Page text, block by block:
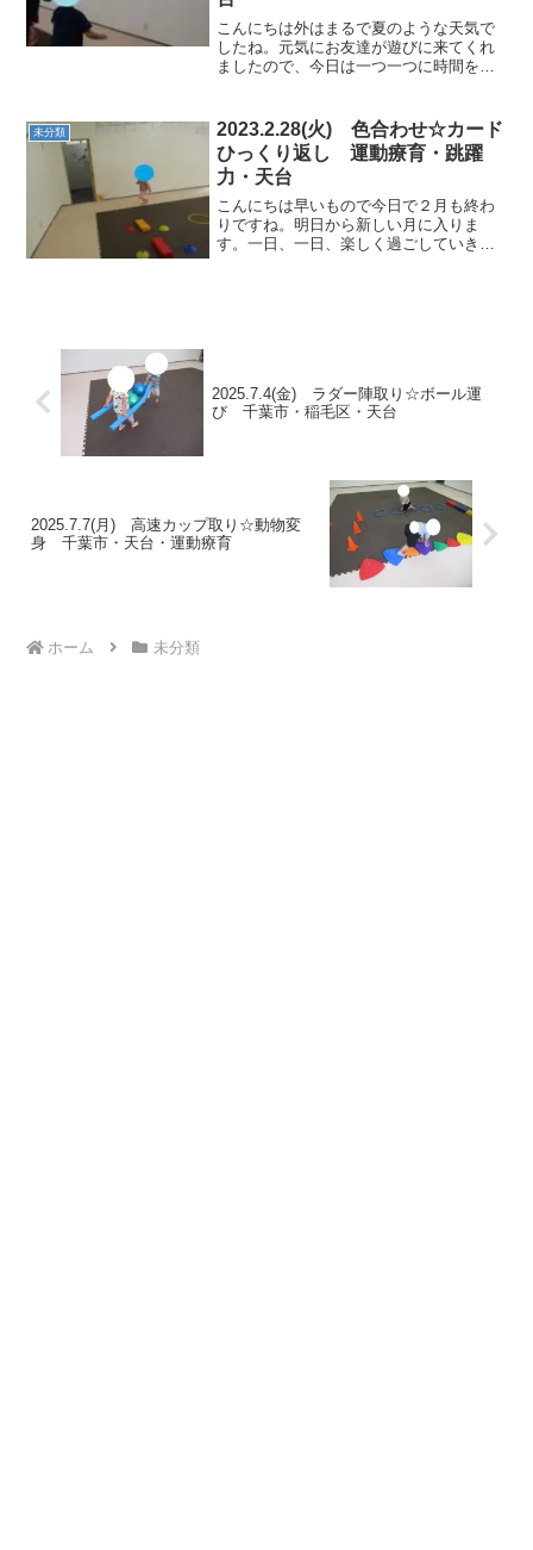
こんにちは外はまるで夏のような天気で
したね。元気にお友達が遊びに来てくれ
ましたので、今日は一つ一つに時間をか
た。片手で投げたり、両手でバスケット
のように投げたりと好みの...
未分類
2023.2.28(火) 色合わせ☆カード
ひっくり返し 運動療育・跳躍
力・天台
こんにちは早いもので今日で２月も終わ
りですね。明日から新しい月に入りま
す。一日、一日、楽しく過ごしていきま
2025.7.4(金) ラダー陣取り☆ボール運
び 千葉市・稲毛区・天台
2025.7.7(月) 高速カップ取り☆動物変
身 千葉市・天台・運動療育
ホーム 未分類